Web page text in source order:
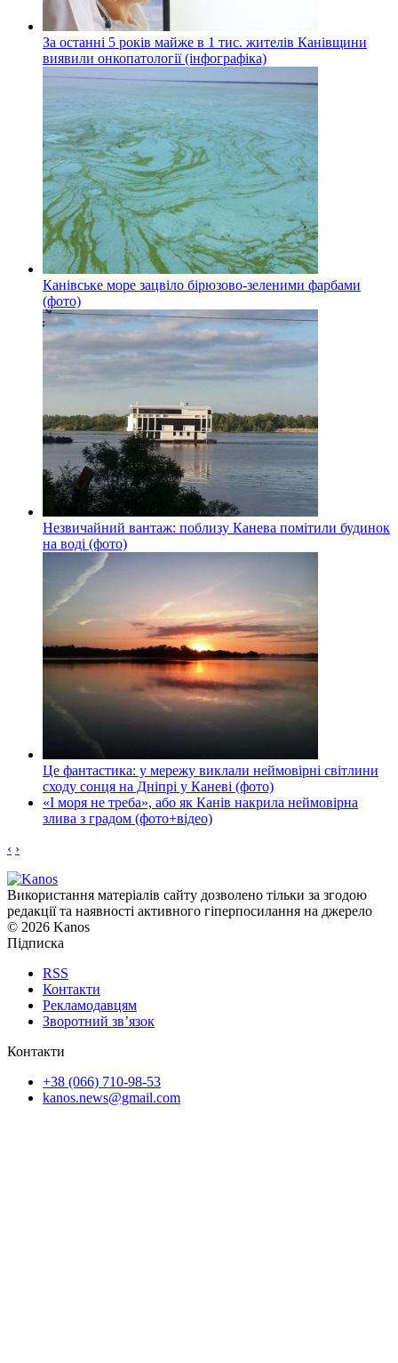
За останні 5 років майже в 1 тис. жителів Канівщини
виявили онкопатології (інфографіка)
Канівське море зацвіло бірюзово-зеленими фарбами
(фото)
Незвичайний вантаж: поблизу Канева помітили будинок
на воді (фото)
Це фантастика: у мережу виклали неймовірні світлини
сходу сонця на Дніпрі у Каневі (фото)
«І моря не треба», або як Канів накрила неймовірна
злива з градом (фото+відео)
‹ ›
Використання матеріалів сайту дозволено тільки за згодою
редакції та наявності активного гіперпосилання на джерело
© 2026 Kanos
Підписка
RSS
Контакти
Рекламодавцям
Зворотний зв’язок
Контакти
+38 (066) 710-98-53
kanos.news@gmail.com